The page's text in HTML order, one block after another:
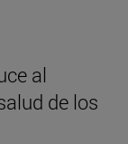
al
de los